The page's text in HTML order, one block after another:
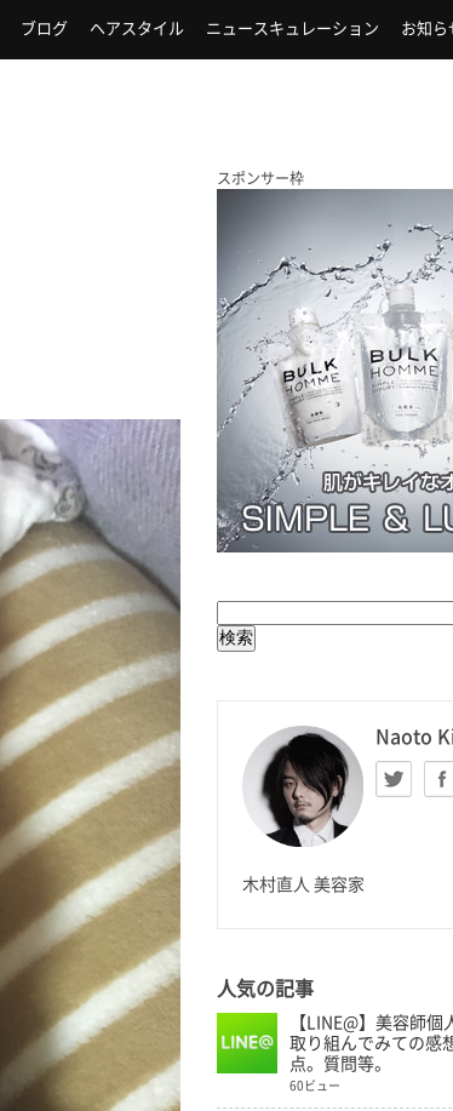
ブログ ヘアスタイル ニュースキュレーション お知ら
スポンサー枠
Naoto
木村直人 美容家
人気の記事
【LINE@】美容師個
取り組んでみての感
点。質問等。
60ビュー